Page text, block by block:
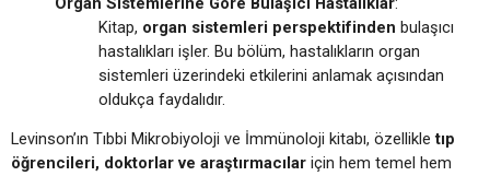
Kitap, organ sistemleri perspektifinden bulaşıcı
hastalıkları işler. Bu bölüm, hastalıkların organ
sistemleri üzerindeki etkilerini anlamak açısından
oldukça faydalıdır.
Levinson’ın Tıbbi Mikrobiyoloji ve İmmünoloji kitabı, özellikletıp
öğrencileri, doktorlar ve araştırmacılar için hem temel hem